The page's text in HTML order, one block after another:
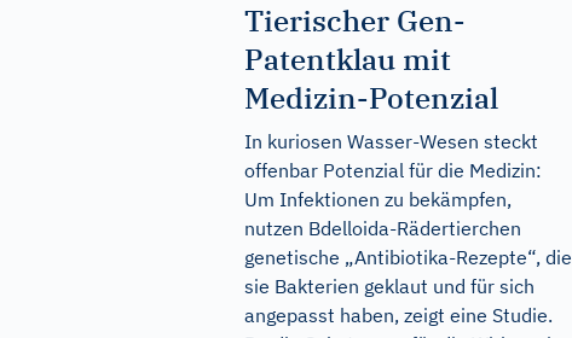
Tierischer Gen-
Patentklau mit
Medizin-Potenzial
In kuriosen Wasser-Wesen steckt
offenbar Potenzial für die Medizin:
Um Infektionen zu bekämpfen,
nutzen Bdelloida-Rädertierchen
genetische „Antibiotika-Rezepte“, die
sie Bakterien geklaut und für sich
angepasst haben, zeigt eine Studie.